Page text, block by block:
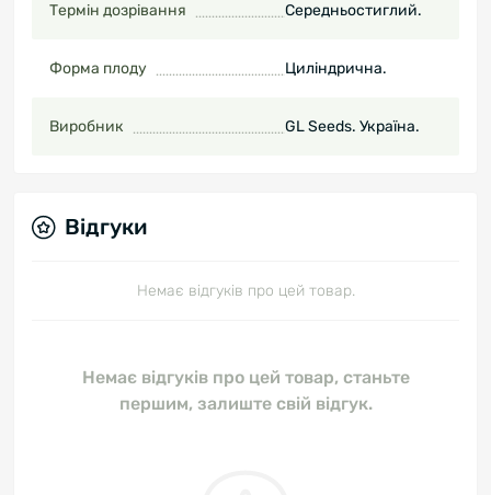
Термін дозрівання Середньостиглий.
Форма плоду Циліндрична.
Виробник GL Seeds. Україна.
Відгуки
Немає відгуків про цей товар.
Немає відгуків про цей товар, станьте
першим, залиште свій відгук.